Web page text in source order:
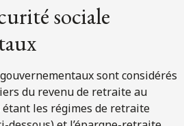
sociale
sont considérés
du revenu de retraite au
étant les régimes de retraite